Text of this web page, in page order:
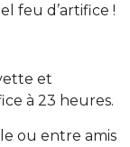
feu d’artifice !
et
à 23 heures.
ou entre amis